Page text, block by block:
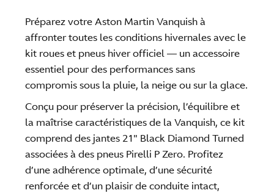
Préparez votre Aston Martin Vanquish à
affronter toutes les conditions hivernales avec le
kit roues et pneus hiver officiel — un accessoire
essentiel pour des performances sans
compromis sous la pluie, la neige ou sur la glace.
Conçu pour préserver la précision, l’équilibre et
la maîtrise caractéristiques de la Vanquish, ce kit
comprend des jantes 21″ Black Diamond Turned
associées à des pneus Pirelli P Zero. Profitez
d’une adhérence optimale, d’une sécurité
renforcée et d’un plaisir de conduite intact,